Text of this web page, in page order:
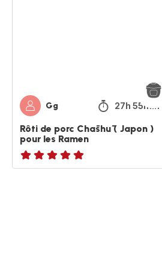
Gg 27h 55min
Rôti de porc Chāshū ( Japon )
pour les Ramen
ratings.NaN